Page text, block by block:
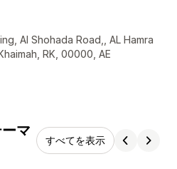
Al Shohada Road,, AL Hamra
RK, 00000, AE
マ
すべてを表示